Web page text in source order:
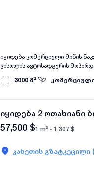
იყიდება კომერციული მიწის ნაკვეთი ლილოში, 630000
ვისოლის ავტოსადგურის
ბუნებრივი აირი, წყალი • 📄
3000 მ²
იყიდება 2 ოთახიანი
57,500 $1 m² - 1,307 $
კახეთის გზატკეცილი